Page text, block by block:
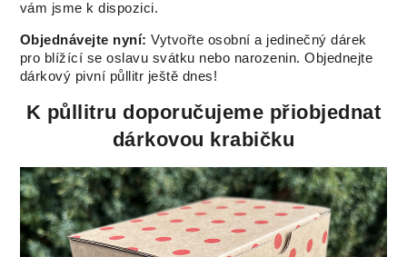
vám jsme k dispozici.
Objednávejte nyní: Vytvořte osobní a jedinečný dárek
pro blížící se oslavu svátku nebo narozenin. Objednejte
dárkový pivní půllitr ještě dnes!
K půllitru doporučujeme přiobjednat
dárkovou krabičku